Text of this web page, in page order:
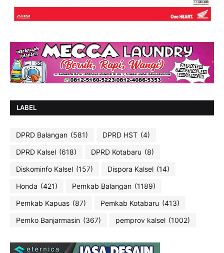
LABEL
DPRD Balangan (581) DPRD HST (4)
DPRD Kalsel (618) DPRD Kotabaru (8)
Diskominfo Kalsel (157) Dispora Kalsel (14)
Honda (421) Pemkab Balangan (1189)
Pemkab Kapuas (87) Pemkab Kotabaru (413)
Pemko Banjarmasin (367) pemprov kalsel (1002)